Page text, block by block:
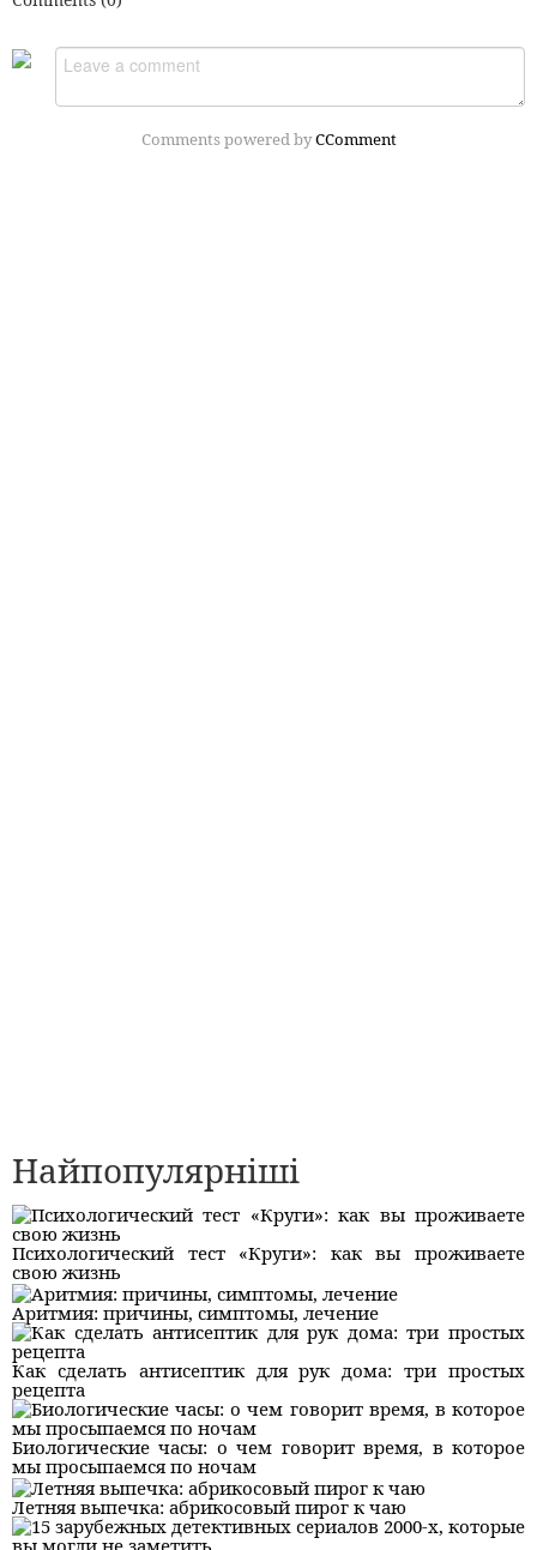
Comments powered byCComment
Найпопулярніші
Психологический тест «Круги»: как вы проживаете
свою жизнь
Аритмия: причины, симптомы, лечение
Как сделать антисептик для рук дома: три простых
рецепта
Биологические часы: о чем говорит время, в которое
мы просыпаемся по ночам
Летняя выпечка: абрикосовый пирог к чаю